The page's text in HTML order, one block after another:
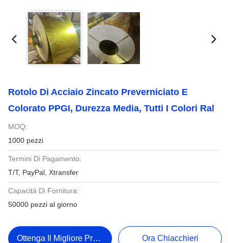
Rotolo Di Acciaio Zincato Preverniciato E
Colorato PPGI, Durezza Media, Tutti I Colori Ral
MOQ:
1000 pezzi
Termini Di Pagamento:
T/T, PayPal, Xtransfer
Capacità Di Fornitura:
50000 pezzi al giorno
Ottenga Il Migliore Prezzo Ora Chiacchieri